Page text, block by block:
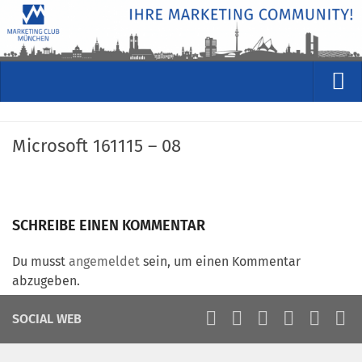
Kommende Veranstaltungen
STUDIO
ÜBER
Wer wir sind
Microsoft 161115 – 08
SCHREIBE EINEN KOMMENTAR
Du musst angemeldet sein, um einen Kommentar
abzugeben.
SOCIAL WEB